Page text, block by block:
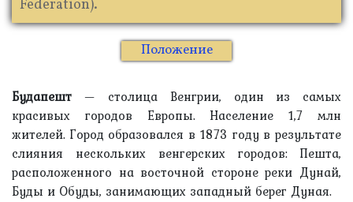
Federation).
Положение
Будапешт — столица Венгрии, один из самых
красивых городов Европы. Население 1,7 млн
жителей. Город образовался в 1873 году в результате
слияния нескольких венгерских городов: Пешта,
расположенного на восточной стороне реки Дунай,
Буды и Обуды, занимающих западный берег Дуная.